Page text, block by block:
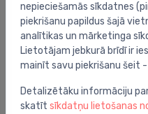
Piederumi
44.78 €
nepieciešamās sīkdatnes
piekrišanu papildus šajā
analītikas un mārketinga
Lietotājam jebkurā brīdī ir
mainīt savu piekrišanu šeit -
Detalizētāku informāciju
skatīt sīkdatņu lietošanas